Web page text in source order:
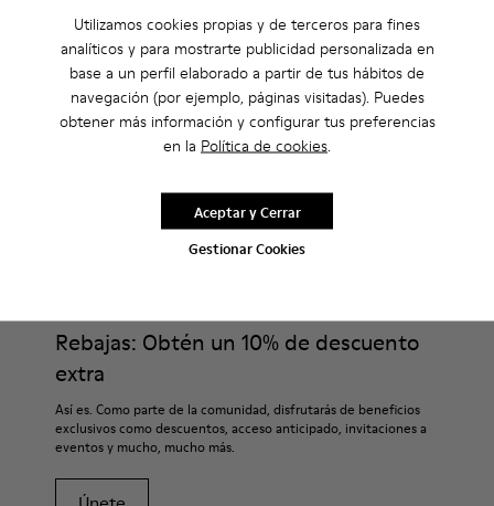
Utilizamos cookies propias y de terceros para fines
analíticos y para mostrarte publicidad personalizada en
base a un perfil elaborado a partir de tus hábitos de
navegación (por ejemplo, páginas visitadas). Puedes
obtener más información y configurar tus preferencias
en la Política de cookies.
Gestionar Cookies
Aceptar y Cerrar
Sandalias
Zapatos Casual
Zapatos informales
Zapatillas de Casa
Rebajas: Obtén un 10% de descuento
extra
Así es. Como parte de la comunidad, disfrutarás de beneficios
exclusivos como descuentos, acceso anticipado, invitaciones a
eventos y mucho, mucho más.